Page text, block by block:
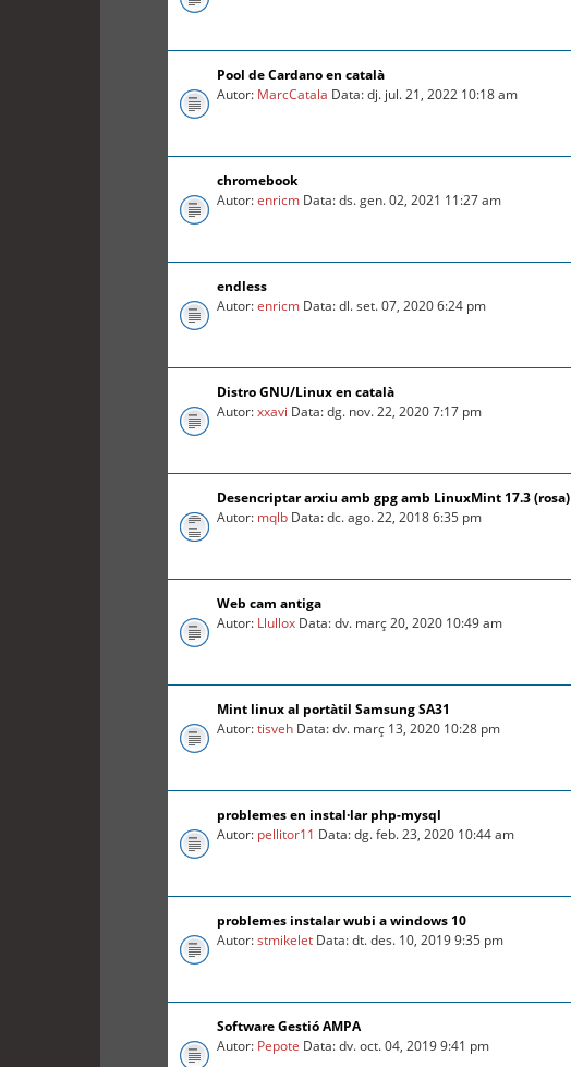
Pool de Cardano en català
Autor: MarcCatala Data: dj. jul. 21, 2022 10:18 am
chromebook
Autor:enricm Data: ds. gen. 02, 2021 11:27 am
endless
Autor:enricm Data: dl. set. 07, 2020 6:24 pm
Distro GNU/Linux en català
Autor:xxavi Data: dg. nov. 22, 2020 7:17 pm
Desencriptar arxiu amb gpg amb LinuxMint 17.3 (rosa)
Autor: mqlb Data: dc. ago. 22, 2018 6:35 pm
Web cam antiga
Autor: Llullox Data: dv. març 20, 2020 10:49 am
Mint linux al portàtil Samsung SA31
Autor:tisveh Data: dv. març 13, 2020 10:28 pm
problemes en instal·lar php-mysql
Autor: pellitor11 Data: dg. feb. 23, 2020 10:44 am
problemes instalar wubi a windows 10
Autor:stmikelet Data: dt. des. 10, 2019 9:35 pm
Software Gestió AMPA
Autor: Pepote Data: dv. oct. 04, 2019 9:41 pm